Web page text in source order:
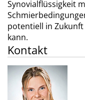
Synovialflüssigkeit
potentiell in
kann.
Kontakt